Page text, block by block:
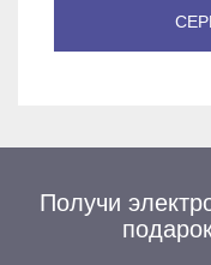
Получи
Уже имеешь
чтобы